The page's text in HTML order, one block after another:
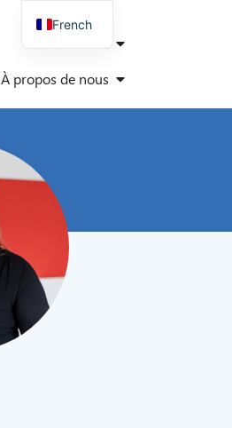
À propos de nous
French
English
Spanish
Danish